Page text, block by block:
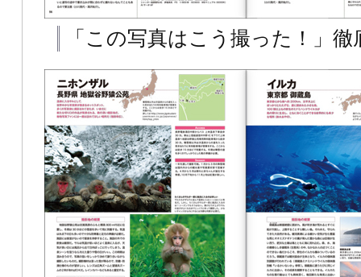
「この写真はこう撮った！」